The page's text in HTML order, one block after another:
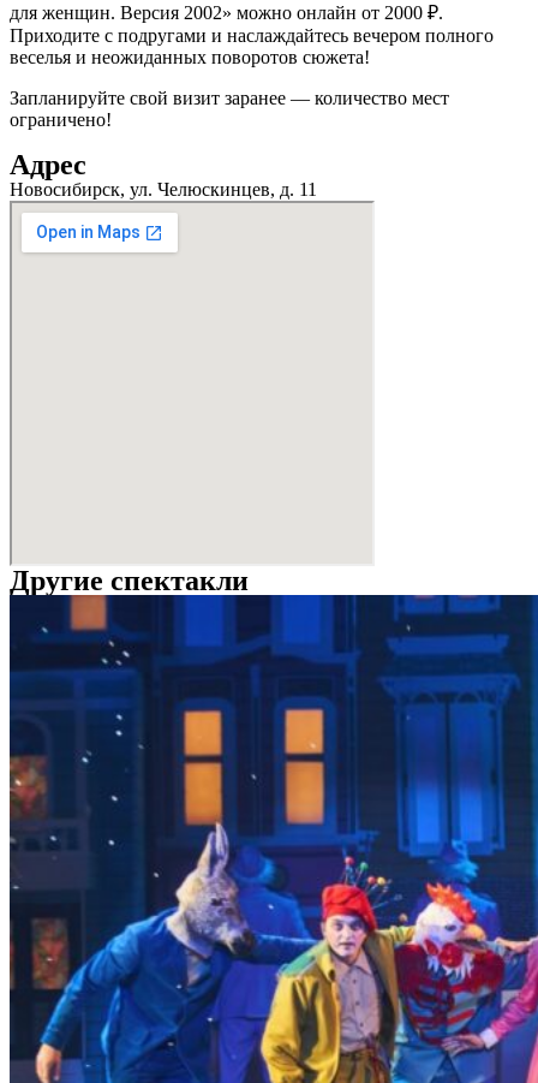
для женщин. Версия 2002» можно онлайн от 2000 ₽.
Приходите с подругами и наслаждайтесь вечером полного
веселья и неожиданных поворотов сюжета!
Запланируйте свой визит заранее — количество мест
ограничено!
Адрес
Новосибирск, ул. Челюскинцев, д. 11
Другие спектакли